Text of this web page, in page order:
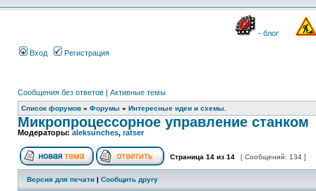
- блог
Вход Регистрация
Сообщения без ответов | Активные темы
Список форумов » Форумы » Интересные идеи и схемы.
Микропроцессорное управление станком
Модераторы:aleksunches, ratser
Страница 14 из 14 [ Сообщений: 134 ]
Версия для печати | Сообщить другу